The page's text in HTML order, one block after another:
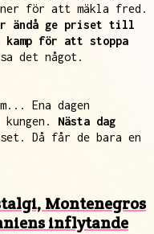
för att mäkla fred.
ändå ge priset till
kamp för att stoppa
det något.
Ena dagen
Nästa dag
Då får de bara en
Montenegros
inflytande